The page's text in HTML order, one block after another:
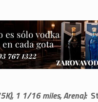
1 1/16 miles, Arena):